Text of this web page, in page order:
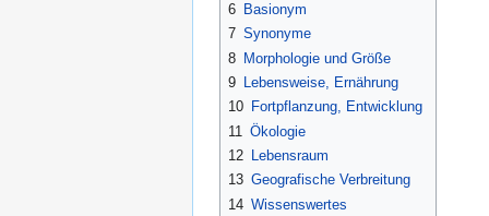
6 Basionym
7 Synonyme
8 Morphologie und Größe
9 Lebensweise, Ernährung
10 Fortpflanzung, Entwicklung
11 Ökologie
12 Lebensraum
13 Geografische Verbreitung
14 Wissenswertes